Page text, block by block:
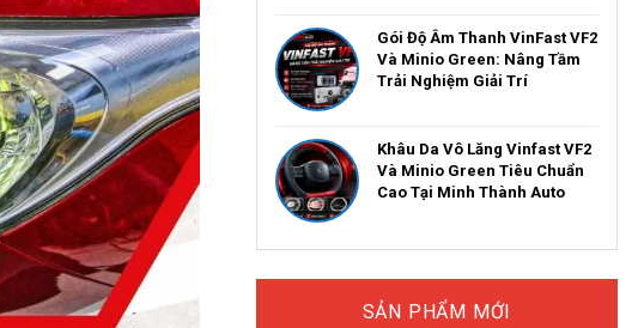
Gói Độ Âm Thanh VinFast VF2
Và Minio Green: Nâng Tầm
Trải Nghiệm Giải Trí
Khâu Da Vô Lăng Vinfast VF2
Và Minio Green Tiêu Chuẩn
Cao Tại Minh Thành Auto
SẢN PHẨM MỚI